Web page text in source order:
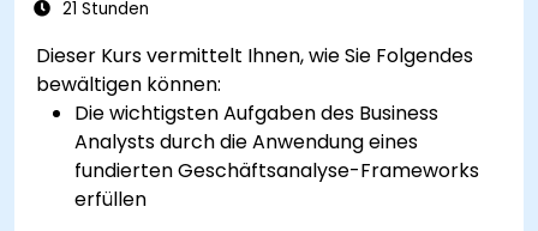
21 Stunden
Dieser Kurs vermittelt Ihnen, wie Sie Folgendes
bewältigen können:
Die wichtigsten Aufgaben des Business
Analysts durch die Anwendung eines
fundierten Geschäftsanalyse-Frameworks
erfüllen